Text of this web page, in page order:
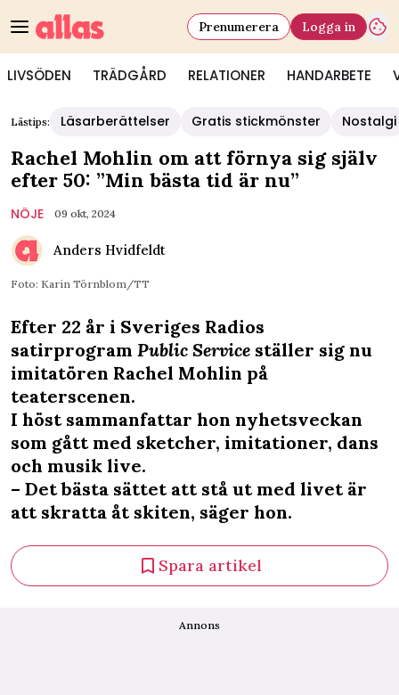
LIVSÖDEN TRÄDGÅRD RELATIONER HANDARBETE
Prenumerera Logga in
Lästips: Läsarberättelser Gratis stickmönster Nostalgi
Rachel Mohlin om att förnya sig själv
efter 50: ”Min bästa tid är nu”
NÖJE 09 okt, 2024
Anders Hvidfeldt
Foto: Karin Törnblom/TT
Efter 22 år i Sveriges Radios
satirprogram Public Service ställer sig nu
imitatören Rachel Mohlin på
teaterscenen.
I höst sammanfattar hon nyhetsveckan
som gått med sketcher, imitationer, dans
och musik live.
– Det bästa sättet att stå ut med livet är
att skratta åt skiten, säger hon.
Spara artikel
Annons